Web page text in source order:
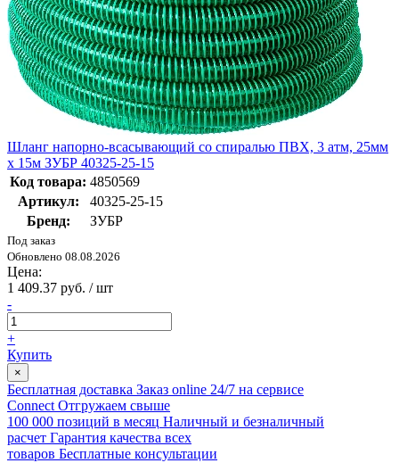
Шланг напорно-всасывающий со спиралью ПВХ, 3 атм, 25мм
х 15м ЗУБР 40325-25-15
Код товара: 4850569
Артикул:
40325-25-15
Бренд:
ЗУБР
Под заказ
Обновлено 08.08.2026
Цена:
1 409.37 руб. / шт
-
+
Купить
×
Бесплатная доставка Заказ online 24/7 на сервисе
Connect Отгружаем свыше
100 000 позиций в месяц Наличный и безналичный
расчет Гарантия качества всех
товаров Бесплатные консультации